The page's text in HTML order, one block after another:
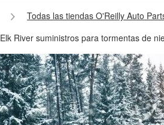
Todas las tiendas O'Reilly Auto
Elk River suministros para tormentas de